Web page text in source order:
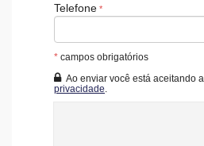
Hall Decorado e Mobiliado
Acessibilidade para PNE
Telefone
* campos obrigatórios
Ao enviar você está aceitando a
privacidade